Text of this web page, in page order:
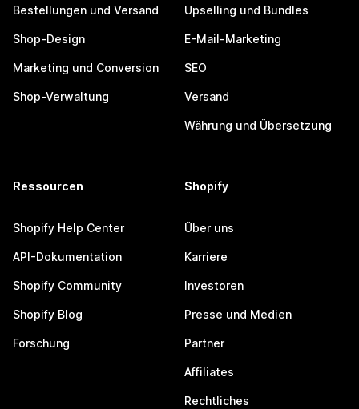
Bestellungen und Versand
Shop-Design
Marketing und Conversion
Shop-Verwaltung
Upselling und Bundles
E-Mail-Marketing
SEO
Versand
Währung und Übersetzung
Ressourcen
Shopify Help Center
API-Dokumentation
Shopify Community
Shopify Blog
Forschung
Shopify
Über uns
Karriere
Investoren
Presse und Medien
Partner
Affiliates
Rechtliches